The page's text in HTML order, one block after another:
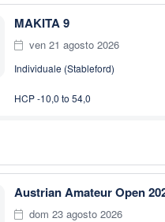
MAKITA 9
ven 21 agosto 2026
Individuale (Stableford)
HCP -10,0 to 54,0
dom 23 agosto 2026